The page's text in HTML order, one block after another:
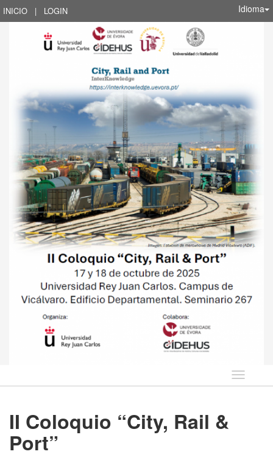
INICIO | LOGIN Idioma
Idioma
II Coloquio “City, Rail &
Port”